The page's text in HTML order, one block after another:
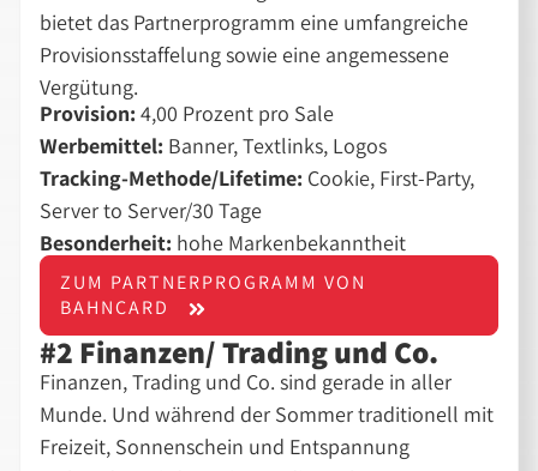
bietet das Partnerprogramm eine umfangreiche
Provisionsstaffelung sowie eine angemessene
Vergütung.
Provision: 4,00 Prozent pro Sale
Werbemittel: Banner, Textlinks, Logos
Tracking-Methode/Lifetime: Cookie, First-Party,
Server to Server/30 Tage
Besonderheit: hohe Markenbekanntheit
ZUM PARTNERPROGRAMM VON
BAHNCARD
#2 Finanzen/ Trading und Co.
Finanzen, Trading und Co. sind gerade in aller
Munde. Und während der Sommer traditionell mit
Freizeit, Sonnenschein und Entspannung